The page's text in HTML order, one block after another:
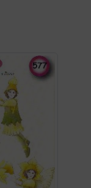
können Sie die